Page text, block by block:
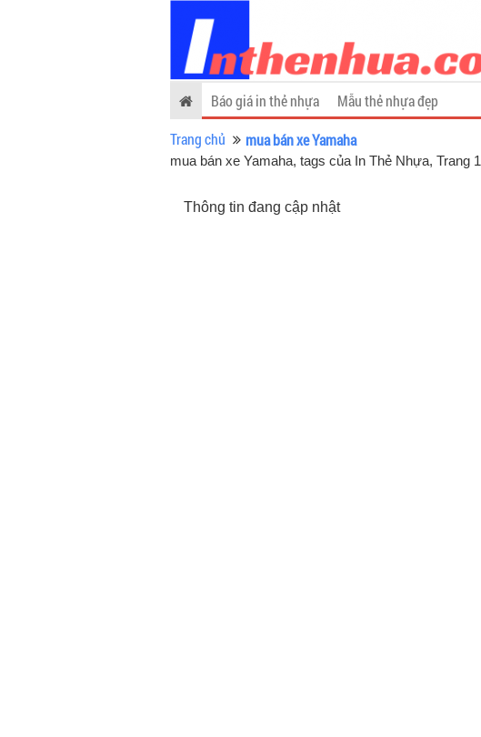
Báo giá in thẻ nhựa Mẫu thẻ nhựa đẹp
Trang chủ
mua bán xe Yamaha
mua bán xe Yamaha, tags của In Thẻ Nhựa, Trang 1
Thông tin đang cập nhật